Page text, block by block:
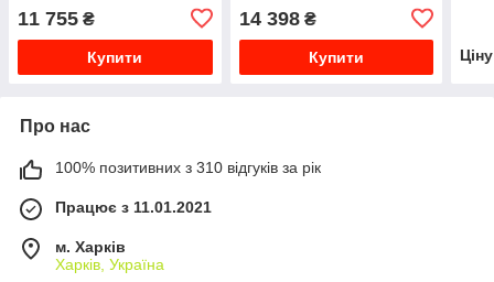
11 755 ₴
Купити
14 398₴
Купити
Про нас
100% позитивних з 310 відгуків за рік
Працює з 11.01.2021
м. Харків
Харків, Україна